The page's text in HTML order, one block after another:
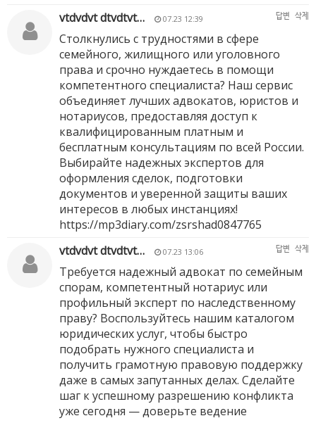
vtdvdvt dtvdtvt…
07.23 12:39 답변 삭제
Столкнулись с трудностями в сфере
семейного, жилищного или уголовного
права и срочно нуждаетесь в помощи
компетентного специалиста? Наш сервис
объединяет лучших адвокатов, юристов и
нотариусов, предоставляя доступ к
квалифицированным платным и
бесплатным консультациям по всей России.
Выбирайте надежных экспертов для
оформления сделок, подготовки
документов и уверенной защиты ваших
интересов в любых инстанциях!
https://mp3diary.com/zsrshad0847765
vtdvdvt dtvdtvt…
07.23 13:06 답변 삭제
Требуется надежный адвокат по семейным
спорам, компетентный нотариус или
профильный эксперт по наследственному
праву? Воспользуйтесь нашим каталогом
юридических услуг, чтобы быстро
подобрать нужного специалиста и
получить грамотную правовую поддержку
даже в самых запутанных делах. Сделайте
шаг к успешному разрешению конфликта
уже сегодня — доверьте ведение